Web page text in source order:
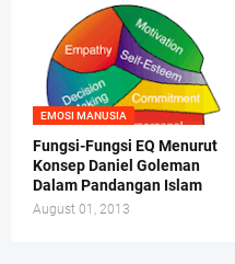
EMOSI MANUSIA
Fungsi-Fungsi EQ Menurut
Konsep Daniel Goleman
Dalam Pandangan Islam
August 01, 2013